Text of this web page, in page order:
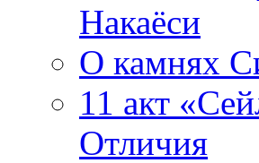
Накаёси
О камнях
11 акт
Отличия